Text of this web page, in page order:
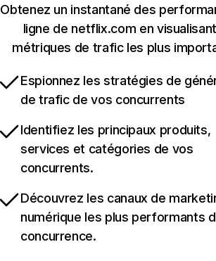
Obtenez un instantané des
ligne de netflix.com en
métriques de trafic les plus
Espionnez les stratégies de
de trafic de vos concurrents
Identifiez les principaux produits,
services et catégories de vos
concurrents.
Découvrez les canaux de
numérique les plus performants
concurrence.